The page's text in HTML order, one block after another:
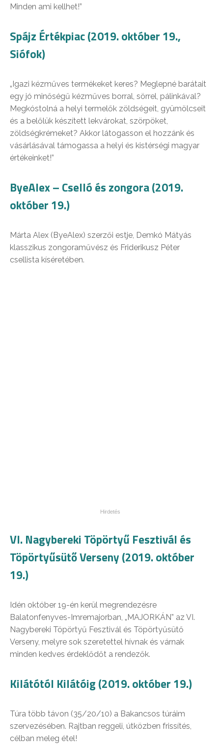
Minden ami kellhet!”
Spájz Értékpiac (2019. október 19.,
Siófok)
„Igazi kézműves termékeket keres? Meglepné barátait
egy jó minőségű kézműves borral, sörrel, pálinkával?
Megkóstolná a helyi termelők zöldségeit, gyümölcseit
és a belőlük készített lekvárokat, szörpöket,
zöldségkrémeket? Akkor látogasson el hozzánk és
vásárlásával támogassa a helyi és kistérségi magyar
értékeinket!”
ByeAlex – Cselló és zongora (2019.
október 19.)
Márta Alex (ByeAlex) szerzői estje, Demkó Mátyás
klasszikus zongoraművész és Friderikusz Péter
csellista kíséretében.
VI. Nagybereki Töpörtyű Fesztivál és
Töpörtyűsütő Verseny (2019. október
19.)
Idén október 19-én kerül megrendezésre
Balatonfenyves-Imremajorban, „MAJORKÁN” az VI.
Nagybereki Töpörtyű Fesztivál és Töpörtyűsütő
Verseny, melyre sok szeretettel hívnak és várnak
minden kedves érdeklődőt​ a rendezők.
Kilátótól Kilátóig (2019. október 19.)
Túra több távon (35/20/10) a Bakancsos túráim
szervezésében. Rajtban reggeli, útközben frissítés,
célban meleg étel!